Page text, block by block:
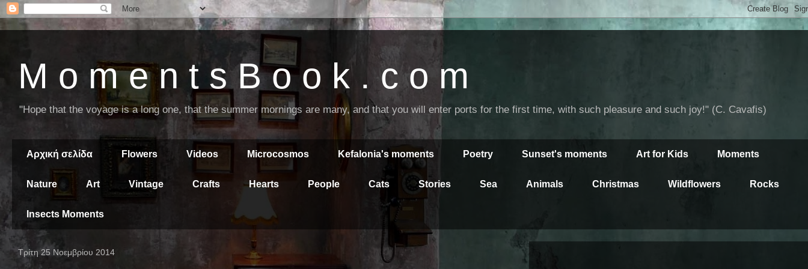
M o m e n t s B o o k . c o m
"Hope that the voyage is a long one, that the summer mornings are many, and that you will enter ports for the first time, with such pleasure and such joy!" (C. Cavafis)
Αρχική σελίδα Flowers Videos Microcosmos Kefalonia's moments Poetry Sunset's moments Art for Kids Moments
Nature Art Vintage Crafts Hearts People Cats Stories Sea Animals Christmas Wildflowers Rocks
Insects Moments
Τρίτη 25 Νοεμβρίου 2014